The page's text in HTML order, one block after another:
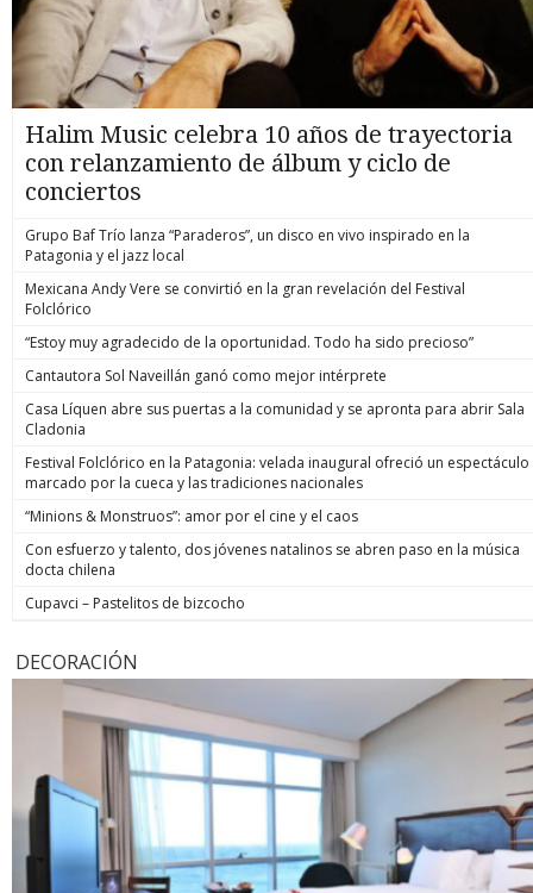
Halim Music celebra 10 años de trayectoria
con relanzamiento de álbum y ciclo de
conciertos
Grupo Baf Trío lanza “Paraderos”, un disco en vivo inspirado en la
Patagonia y el jazz local
Mexicana Andy Vere se convirtió en la gran revelación del Festival
Folclórico
“Estoy muy agradecido de la oportunidad. Todo ha sido precioso”
Cantautora Sol Naveillán ganó como mejor intérprete
Casa Líquen abre sus puertas a la comunidad y se apronta para abrir Sala
Cladonia
Festival Folclórico en la Patagonia: velada inaugural ofreció un espectáculo
marcado por la cueca y las tradiciones nacionales
“Minions & Monstruos”: amor por el cine y el caos
Con esfuerzo y talento, dos jóvenes natalinos se abren paso en la música
docta chilena
Cupavci – Pastelitos de bizcocho
DECORACIÓN